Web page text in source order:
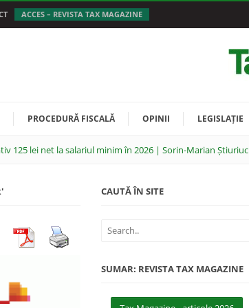
ACCES – REVISTA TAX MAGAZINE
PROCEDURĂ FISCALĂ OPINII LEGISLAȚIE
125 lei net la salariul minim în 2026 | Sorin-Marian Știuriuc
CAUTĂ ÎN SITE
SUMAR: REVISTA TAX MAGAZINE